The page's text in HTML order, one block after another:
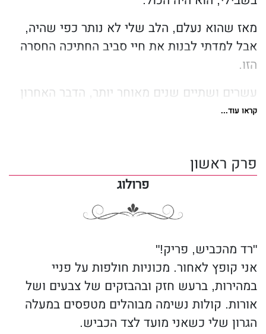
מאז שהוא נעלם, הלב שלי לא נותר כפי שהיה,
אבל למדתי לבנות את חיי סביב החתיכה החסרה
הזו.
עשרים ושתיים שנים מאוחר יותר, הדבר האחרון
שציפיתי לו היה שהחתיכה החסרה הזו תשוב
שמו הוא אוליבר לינץ´, וזהו הסיפור שלו.
אודות המחברת
ג´ניפר הרטמן חיה בצפון אילינוי, עם גיבור
הרומנים האישי שלה ושלושה ילדים. כשהיא לא
כותבת סיפורי אהבה מותחים, קרוב לוודאי שהיא
מנסה למצוא את כל הדרכים, בהן תוכל לשבור לכן
קראו עוד...
פרק ראשון
פרולוג
"רד מהכביש, פריק!"
אני קופץ לאחור. מכוניות חולפות על פניי
במהירות, ברעש חזק ובהבזקים של צבעים ושל
אורות. קולות נשימה מבוהלים מטפסים במעלה
הגרון שלי כשאני מועד לצד הכביש.